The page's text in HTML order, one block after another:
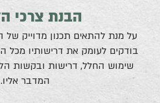
הבנת צרכי
על מנת להתאים תכנון מדוייק של
בודקים לעומק את דרישותיו מכל
שימוש החלל, דרישות ובקשות
המדבר אליו.